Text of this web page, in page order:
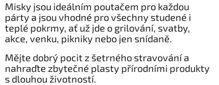
Misky jsou ideálním poutačem pro každou
párty a jsou vhodné pro všechny studené i
teplé pokrmy, ať už jde o grilování, svatby,
akce, venku, pikniky nebo jen snídaně.
Mějte dobrý pocit z šetrného stravování a
nahraďte zbytečné plasty přírodními produkty
s dlouhou životností.